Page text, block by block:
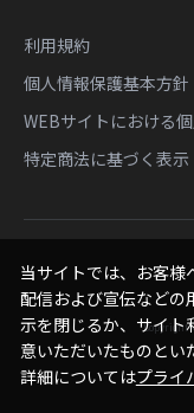
利用規約
個人情報保護基本方針
WEBサイトにおける
特定商法に基づく表示
Copyright
当サイトでは、お客
配信および宣伝などの
示を閉じるか、サイ
意いただいたものとい
詳細についてはプライ